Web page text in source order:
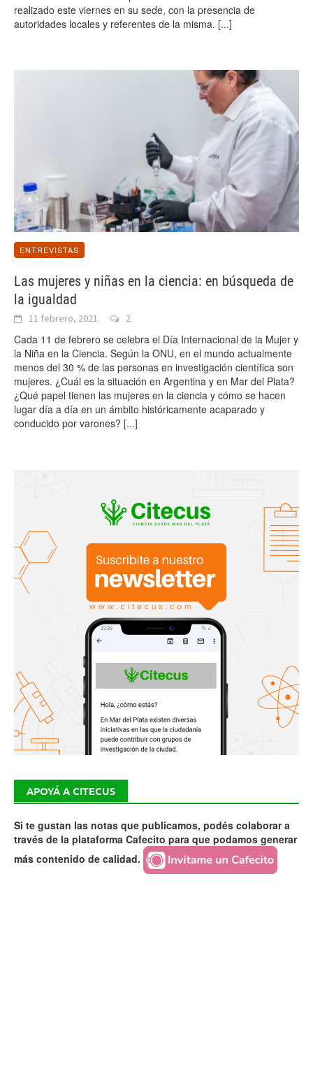
realizado este viernes en su sede, con la presencia de
autoridades locales y referentes de la misma. [...]
ENTREVISTAS
Las mujeres y niñas en la ciencia: en búsqueda de
la igualdad
11 febrero, 2021 2
Cada 11 de febrero se celebra el Día Internacional de la Mujer y
la Niña en la Ciencia. Según la ONU, en el mundo actualmente
menos del 30 % de las personas en investigación científica son
mujeres. ¿Cuál es la situación en Argentina y en Mar del Plata?
¿Qué papel tienen las mujeres en la ciencia y cómo se hacen
lugar día a día en un ámbito históricamente acaparado y
conducido por varones? [...]
APOYÁ A CITECUS
Si te gustan las notas que publicamos, podés colaborar a
través de la plataforma Cafecito para que podamos generar
más contenido de calidad.